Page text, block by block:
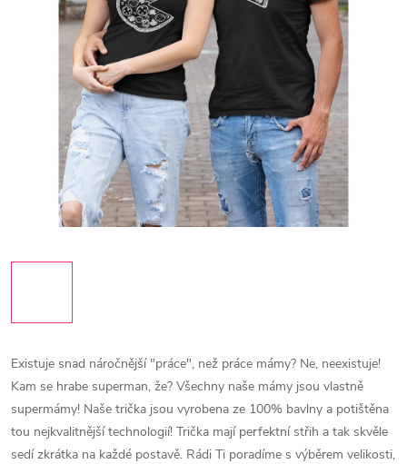
Existuje snad náročnější "práce", než práce mámy? Ne, neexistuje!
Kam se hrabe superman, že? Všechny naše mámy jsou vlastně
supermámy! Naše trička jsou vyrobena ze 100% bavlny a potištěna
tou nejkvalitnější technologií! Trička mají perfektní střih a tak skvěle
sedí zkrátka na každé postavě. Rádi Ti poradíme s výběrem velikosti,